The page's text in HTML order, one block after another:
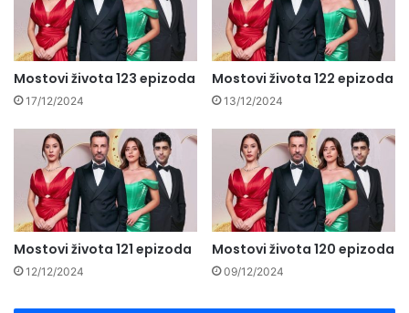
Mostovi života 123 epizoda
17/12/2024
Mostovi života 122 epizoda
13/12/2024
Mostovi života 121 epizoda
12/12/2024
Mostovi života 120 epizoda
09/12/2024